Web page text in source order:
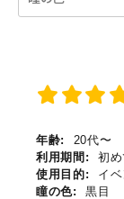
年齢:
20代〜
利用期間:
初め
使用目的:
イ
瞳の色:
黒目